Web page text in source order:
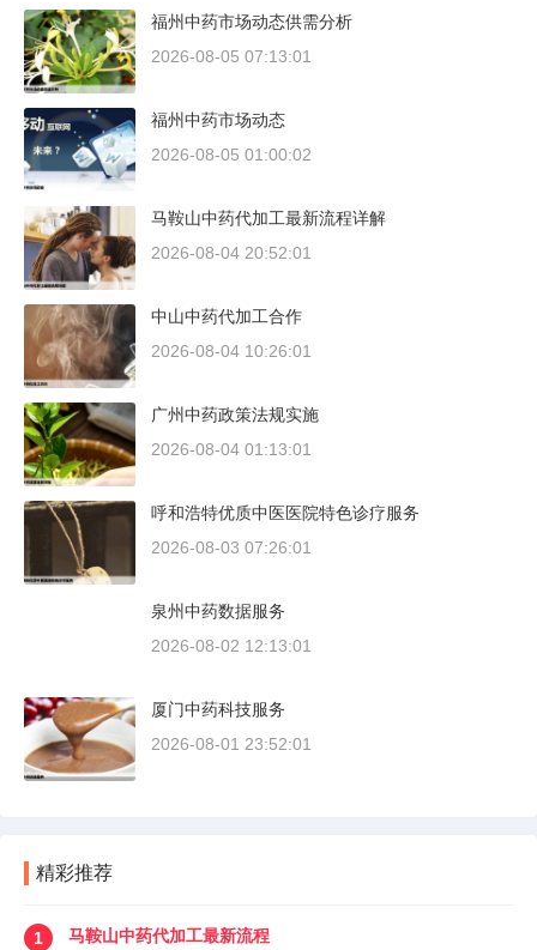
福州中药市场动态供需分析
2026-08-05 07:13:01
福州中药市场动态
2026-08-05 01:00:02
马鞍山中药代加工最新流程详解
2026-08-04 20:52:01
中山中药代加工合作
2026-08-04 10:26:01
广州中药政策法规实施
2026-08-04 01:13:01
呼和浩特优质中医医院特色诊疗服务
2026-08-03 07:26:01
泉州中药数据服务
2026-08-02 12:13:01
厦门中药科技服务
2026-08-01 23:52:01
精彩推荐
1
马鞍山中药代加工最新流程